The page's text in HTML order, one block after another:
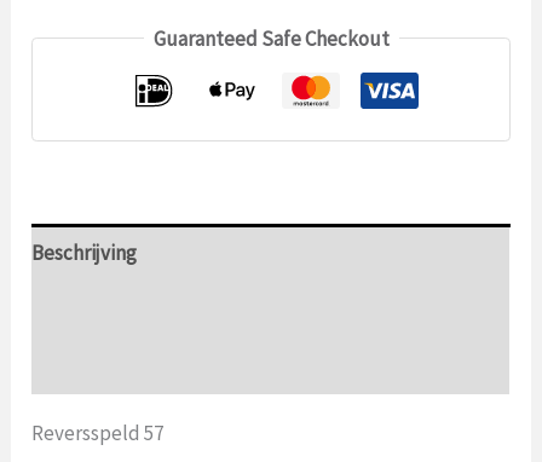
Guaranteed Safe Checkout
Beschrijving
Reversspeld 57